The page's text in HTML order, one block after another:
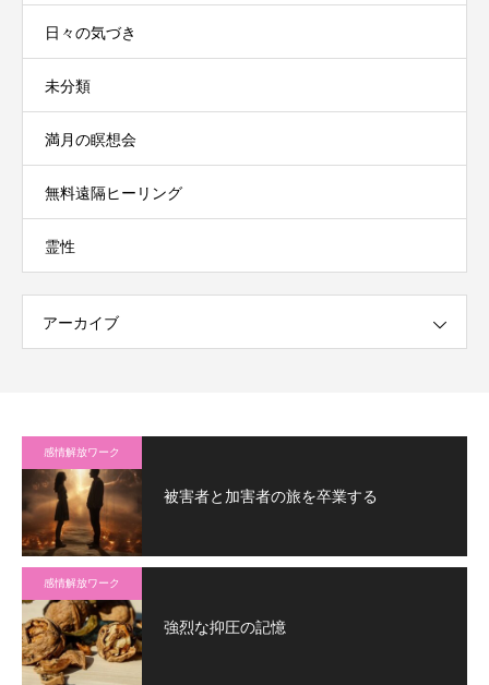
日々の気づき
未分類
満月の瞑想会
無料遠隔ヒーリング
霊性
アーカイブ
感情解放ワーク
被害者と加害者の旅を卒業する
感情解放ワーク
強烈な抑圧の記憶